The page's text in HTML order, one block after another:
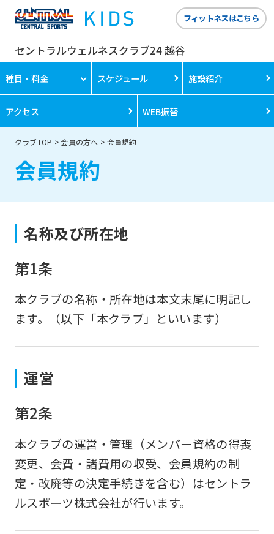
セントラルウェルネスクラブ24 越谷
フィットネスはこちら
種目・料金 スケジュール 施設紹介
アクセス WEB振替
クラブTOP 会員の方へ 会員規約
会員規約
名称及び所在地
第1条
本クラブの名称・所在地は本文末尾に明記し
ます。（以下「本クラブ」といいます）
運営
第2条
本クラブの運営・管理（メンバー資格の得喪
変更、会費・諸費用の収受、会員規約の制
定・改廃等の決定手続きを含む）はセントラ
ルスポーツ株式会社が行います。